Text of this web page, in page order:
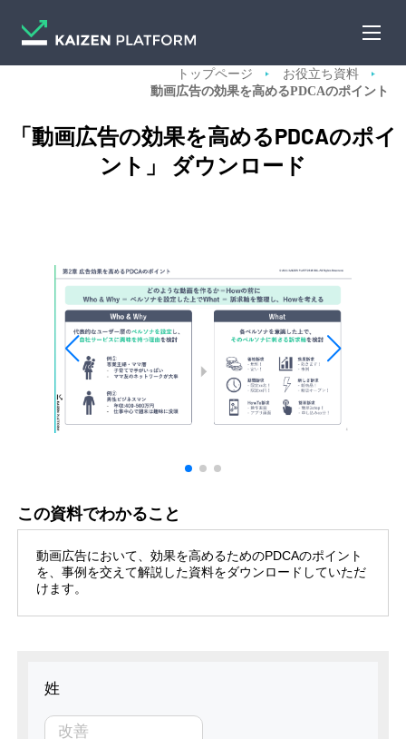
トップページ
お役立ち資料
動画広告の効果を高めるPDCAのポイント
「動画広告の効果を高めるPDCAのポイ
ント」 ダウンロード
この資料でわかること
動画広告において、効果を高めるためのPDCAのポイント
を、事例を交えて解説した資料をダウンロードしていただ
けます。
姓